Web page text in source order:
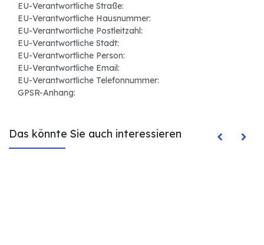
EU-Verantwortliche Straße:
EU-Verantwortliche Hausnummer:
EU-Verantwortliche Postleitzahl:
EU-Verantwortliche Stadt:
EU-Verantwortliche Person:
EU-Verantwortliche Email:
EU-Verantwortliche Telefonnummer:
GPSR-Anhang:
Das könnte Sie auch interessieren